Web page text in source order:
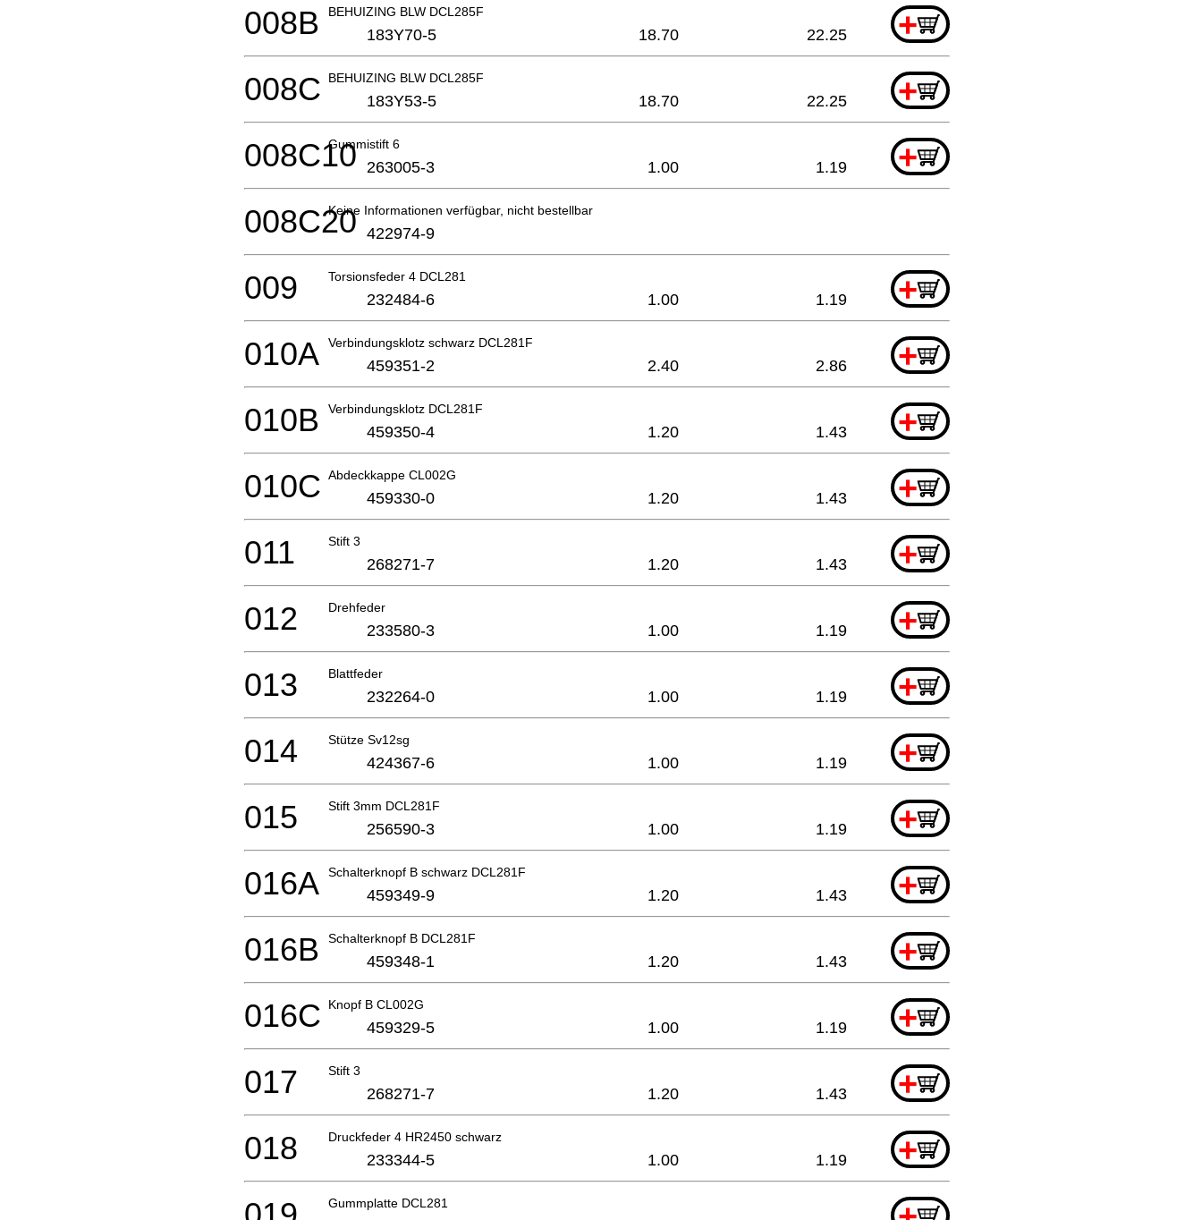
BEHUIZING BLW DCL285F +
008B 183Y70-5 18.70 22.25
BEHUIZING BLW DCL285F +
008C 183Y53-5 18.70 22.25
Gummistift 6 +
008C10 263005-3 1.00 1.19
Keine Informationen verfügbar, nicht bestellbar
008C20 422974-9
Torsionsfeder 4 DCL281 +
009 232484-6 1.00 1.19
Verbindungsklotz schwarz DCL281F +
010A 459351-2 2.40 2.86
Verbindungsklotz DCL281F +
010B 459350-4 1.20 1.43
Abdeckkappe CL002G +
010C 459330-0 1.20 1.43
Stift 3 +
011 268271-7 1.20 1.43
Drehfeder +
012 233580-3 1.00 1.19
Blattfeder +
013 232264-0 1.00 1.19
Stütze Sv12sg +
014 424367-6 1.00 1.19
Stift 3mm DCL281F +
015 256590-3 1.00 1.19
Schalterknopf B schwarz DCL281F +
016A 459349-9 1.20 1.43
Schalterknopf B DCL281F +
016B 459348-1 1.20 1.43
Knopf B CL002G +
016C 459329-5 1.00 1.19
Stift 3 +
017 268271-7 1.20 1.43
Druckfeder 4 HR2450 schwarz +
018 233344-5 1.00 1.19
Gummplatte DCL281